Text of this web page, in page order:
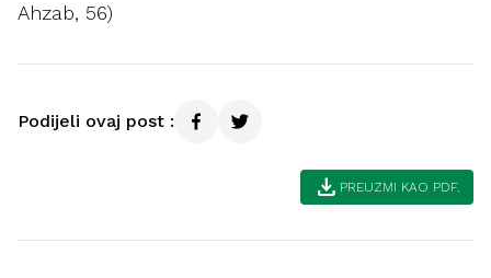
Ahzab, 56)
Podijeli ovaj post :
download PREUZMI KAO PDF.